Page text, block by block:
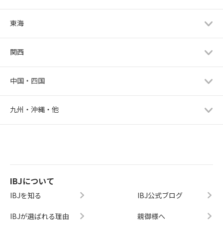
東海
関西
中国・四国
九州・沖縄・他
IBJについて
IBJを知る
IBJが選ばれる理由
IBJ公式ブログ
親御様へ